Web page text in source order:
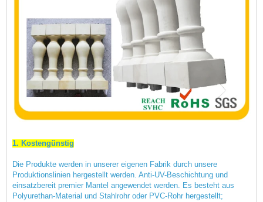
1. Kostengünstig
Die Produkte werden in unserer eigenen Fabrik durch unsere
Produktionslinien hergestellt werden. Anti-UV-Beschichtung und
einsatzbereit premier Mantel angewendet werden. Es besteht aus
Polyurethan-Material und Stahlrohr oder PVC-Rohr hergestellt;